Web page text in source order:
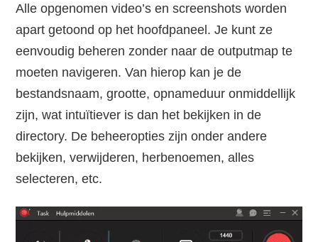
Alle opgenomen video’s en screenshots worden
apart getoond op het hoofdpaneel. Je kunt ze
eenvoudig beheren zonder naar de outputmap te
moeten navigeren. Van hierop kan je de
bestandsnaam, grootte, opnameduur onmiddellijk
zijn, wat intuïtiever is dan het bekijken in de
directory. De beheeropties zijn onder andere
bekijken, verwijderen, herbenoemen, alles
selecteren, etc.